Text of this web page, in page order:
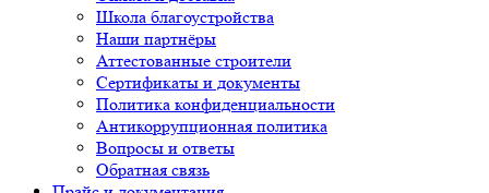
Школа благоустройства
Наши партнёры
Аттестованные строители
Сертификаты и документы
Политика конфиденциальности
Антикоррупционная политика
Вопросы и ответы
Обратная связь